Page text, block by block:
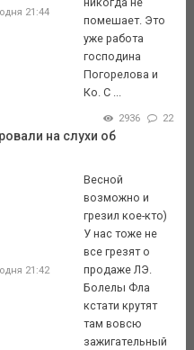
21:44
помешает. Это
уже работа
господина
Погорелова и
Ко. С ...
2936 22
на слухи об
21:42
Весной
возможно и
грезил кое-кто)
У нас тоже не
все грезят о
продаже ЛЭ.
Болелы Фла
кстати крутят
там вовсю
зажигательный